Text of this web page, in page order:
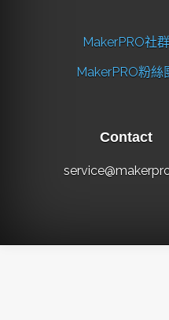
MakerPRO社群
MakerPRO粉絲
Contact